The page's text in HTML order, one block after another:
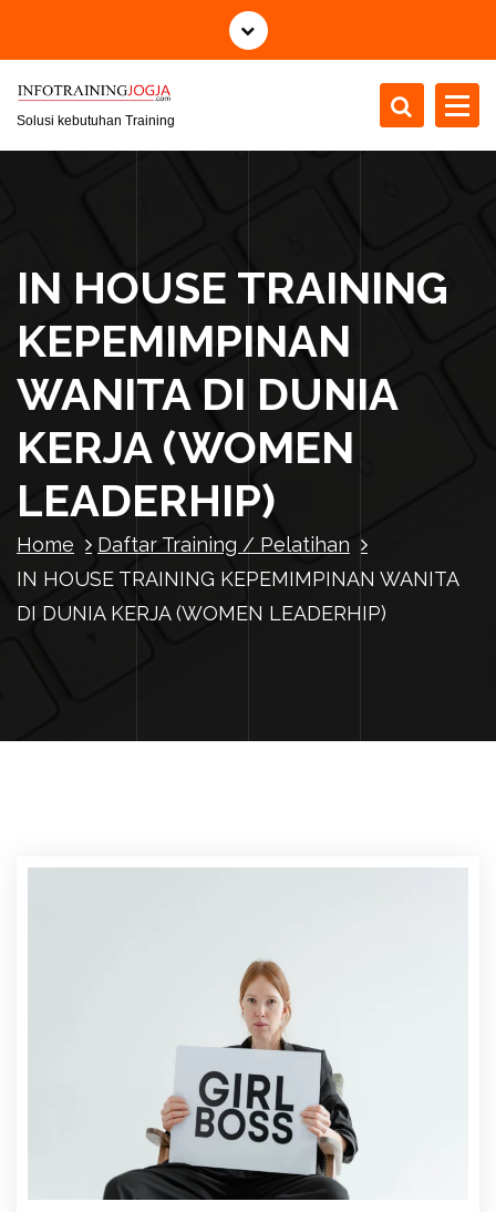
i
Solusi kebutuhan Training
IN HOUSE TRAINING
KEPEMIMPINAN
WANITA DI DUNIA
KERJA (WOMEN
LEADERHIP)
Home
Daftar Training / Pelatihan
IN HOUSE TRAINING KEPEMIMPINAN WANITA
DI DUNIA KERJA (WOMEN LEADERHIP)